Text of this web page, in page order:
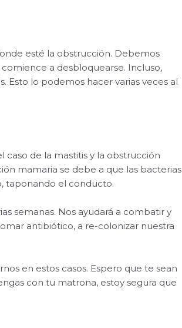
esté la obstrucción. Debemos
a desbloquearse. Incluso,
Esto lo podemos hacer varias veces al
de la mastitis y la obstrucción
mamaria se debe a que las bacterias
taponando el conducto.
semanas. Nos ayudará a combatir y
antibiótico, a re-colonizar nuestra
en estos casos. Espero que te sean
con tu matrona, estoy segura que